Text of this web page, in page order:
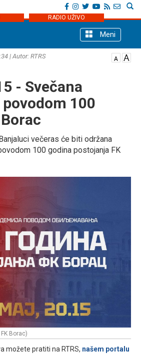
RADIO UŽIVO
Meni
| Autor: RTRS
- Svečana
100
večeras će biti održana
100 godina postojanja FK
Borac)
možete pratiti na RTRS, našem portalu